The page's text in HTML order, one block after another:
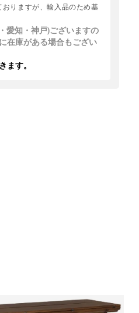
りますが、輸入品のため基
愛知・神戸)ございますの
在庫がある場合もござい
ます。